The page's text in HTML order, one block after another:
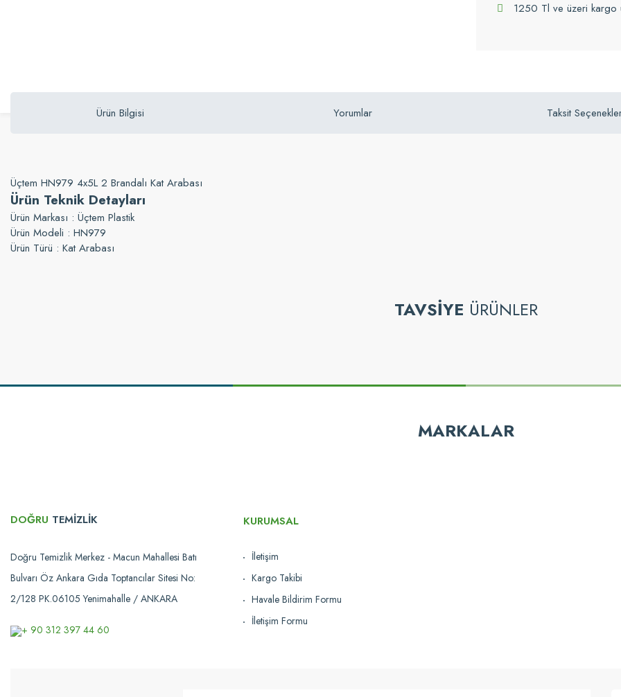
1250 Tl ve üzeri kargo
Ürün Bilgisi Yorumlar Taksit
Üçtem HN979 4x5L 2 Brandalı Kat Arabası
Ürün Teknik Detayları
Ürün Markası : Üçtem Plastik
Ürün Modeli : HN979
Ürün Türü : Kat Arabası
Bu ürünün fiyat bilgisi, resim, ürün açıklamalarında ve diğer konularda yetersiz gördüğünüz noktaları öneri formunu kullanarak tarafımıza iletebilirsiniz.
Ürün bilgilerinde hatalar bulunuyor.
TAVSİYE ÜRÜNLER
Üçtem-Plas®
Üçtem KA625JK Brandalı 2 Kovalı Krom Kat Arabası
MARKALAR
DOĞRU TEMİZLİK
Doğru Temizlik Merkez - Macun Mahallesi Batı
Bulvarı Öz Ankara Gıda Toptancılar Sitesi No:
2/128 PK.06105 Yenimahalle / ANKARA
+ 90 312 397 44 60
KURUMSAL
İletişim
Kargo Takibi
Havale Bildirim Formu
İletişim Formu